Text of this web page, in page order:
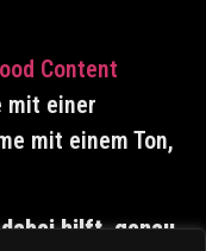
Content
mit einer
mit einem Ton,
hilft, genau